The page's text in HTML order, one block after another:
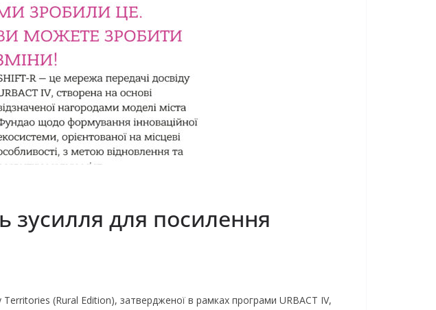
зусилля для посилення
(Rural Edition), затвердженої в рамках програми URBACT IV,